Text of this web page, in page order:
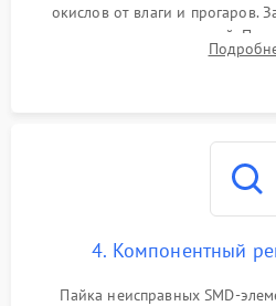
окислов от влаги и прогаров.
дежурных напряжений.
мультиконтроллера,
4. Компонентный
Пайка неисправных SMD-